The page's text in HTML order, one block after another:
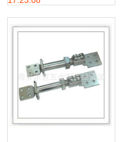
五金零售分舰启航